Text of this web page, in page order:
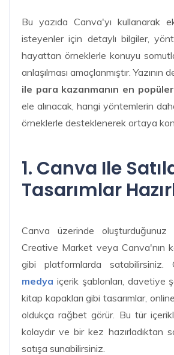
Bu yazıda Canva'yı kullanarak
isteyenler için detaylı bilgiler,
hayattan örneklerle konuyu
anlaşılması amaçlanmıştır. Yazının
ile para kazanmanın en
ele alınacak, hangi yöntemlerin
örneklerle desteklenerek ortaya
1. Canva Ile
Tasarımlar
Canva üzerinde oluşturduğunuz
Creative Market veya Canva'nın
gibi platformlarda satabilirsiniz.
medya içerik şablonları, davetiye
kitap kapakları gibi tasarımlar,
oldukça rağbet görür. Bu tür
kolaydır ve bir kez hazırladıktan
satışa sunabilirsiniz.